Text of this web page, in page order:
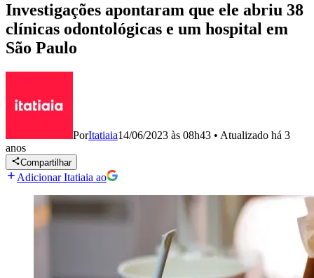
Investigações apontaram que ele abriu 38
clínicas odontológicas e um hospital em
São Paulo
PorItatiaia14/06/2023 às 08h43 • Atualizado há 3
anos
Compartilhar
Adicionar Itatiaia ao